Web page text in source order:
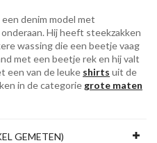
denim model met
Hij heeft steekzakken
wassing die een beetje vaag
met een beetje rek en hij valt
een van de leuke shirts uit de
in de categorie grote maten
GEMETEN)